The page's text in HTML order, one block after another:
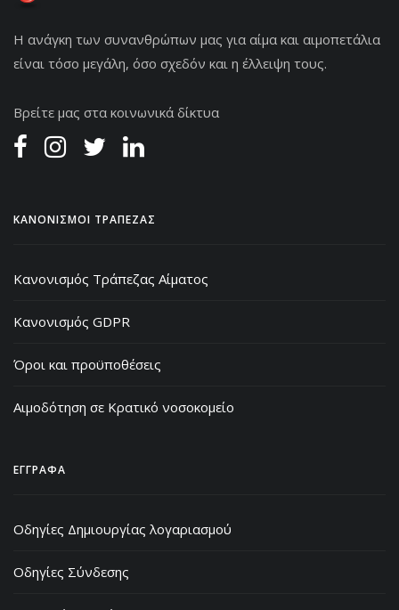
Η ανάγκη των συνανθρώπων μας για αίμα και αιμοπετάλια
είναι τόσο μεγάλη, όσο σχεδόν και η έλλειψη τους.
Βρείτε μας στα κοινωνικά δίκτυα
ΚΑΝΟΝΙΣΜΟΙ ΤΡΑΠΕΖΑΣ
Κανονισμός Τράπεζας Αίματος
Κανονισμός GDPR
Όροι και προϋποθέσεις
Αιμοδότηση σε Κρατικό νοσοκομείο
ΕΓΓΡΑΦΑ
Οδηγίες Δημιουργίας λογαριασμού
Οδηγίες Σύνδεσης